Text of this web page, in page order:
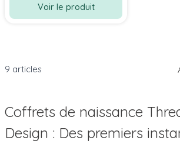
Voir le produit
9 articles
Coffrets de naissance
Design : Des premiers